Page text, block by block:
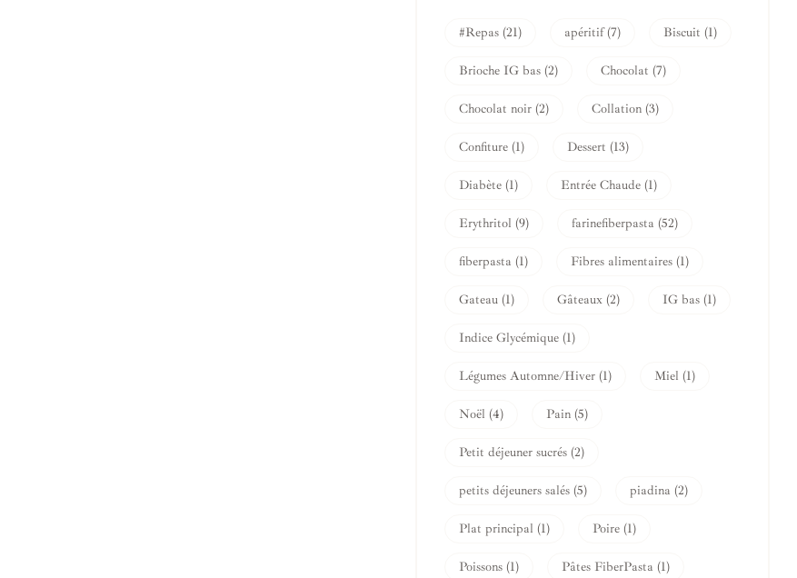
#Repas (21) apéritif(7) Biscuit (1)
Brioche IG bas (2) Chocolat (7)
Chocolat noir (2) Collation (3)
Confiture (1) Dessert (13)
Diabète (1) Entrée Chaude (1)
Erythritol (9) farinefiberpasta (52)
fiberpasta (1) Fibres alimentaires (1)
Gateau (1) Gâteaux (2) IG bas (1)
Indice Glycémique (1)
Légumes Automne/Hiver (1) Miel (1)
Noël (4) Pain (5)
Petit déjeuner sucrés (2)
petits déjeuners salés (5) piadina (2)
Plat principal (1) Poire (1)
Poissons (1) Pâtes FiberPasta (1)